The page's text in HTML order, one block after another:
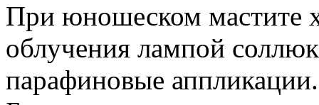
При юношеском мастите
облучения лампой
парафиновые аппликации.